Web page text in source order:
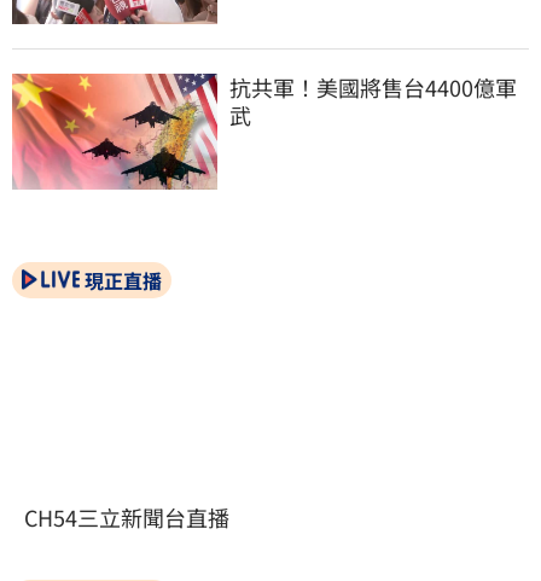
抗共軍！美國將售台4400億軍
武
現正直播
CH54三立新聞台直播